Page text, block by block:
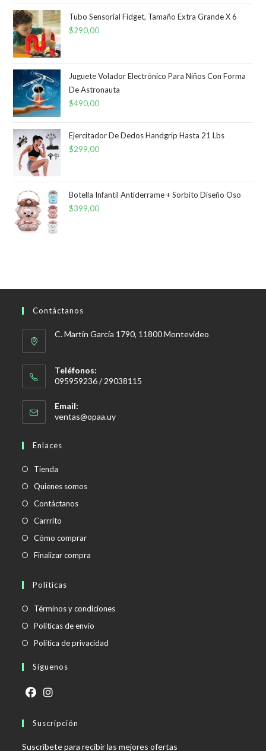
Tubo Sensorial Fidget, Tamaño Extra Grande X 6
$290,00
Juguete Volador Electrónico Para Niños Con Forma
De Astronauta
$490,00
Ejercitador De Dedos Handgrip Hasta 21 Lbs
$299,00
Botella Infantil Antiderrame + Sorbito Diseño Oso
$399,00
Contáctanos
C. Martín García 1790, 11800 Montevideo
Teléfonos:
095959236 / 29038115
Email:
ventas@opaa.uySe
Enlaces
Tienda
Quienes somos
Contáctanos
Carrrito
Cómo comprar
Finalizar compra
Políticas
Términos y condicionesSe
Políticas de envío
abre
Política de privacidad
Síguenos
abre abre
Suscripción
Suscríbete para recibir las mejores ofertas